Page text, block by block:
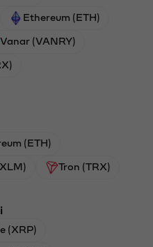
Ethereum (ETH)
Vanar (VANRY)
(ETH)
Tron (TRX)
(XRP)